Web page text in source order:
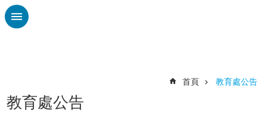
跳到主要內容區塊
認
首頁 教育處公告
教育處公告